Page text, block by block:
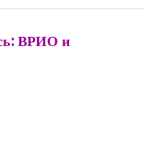
ВРИО и